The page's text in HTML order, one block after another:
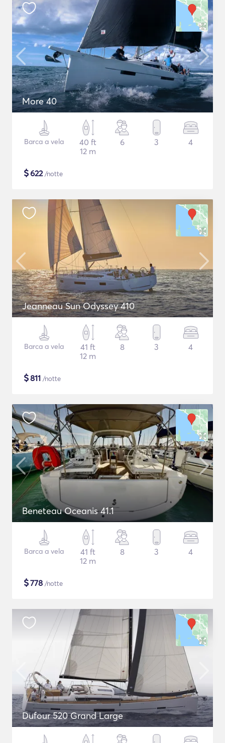
More 40
Barca a vela
40 ft
12 m
6 3 4
$622/notte
Jeanneau Sun Odyssey 410
Barca a vela
41 ft
12 m
8 3 4
$811 /notte
Beneteau Oceanis 41.1
Barca a vela
41 ft
12 m
8 3 4
$778 /notte
Dufour 520 Grand Large